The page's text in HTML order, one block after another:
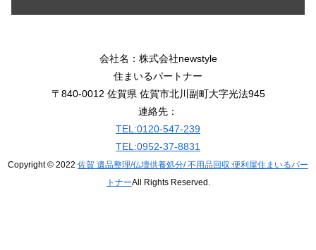
会社名：株式会社newstyle
住まいるパートナー
〒840-0012 佐賀県 佐賀市北川副町大字光法945
連絡先：
TEL:0120-547-239
TEL:0952-37-8831
Copyright © 2022 佐賀 遺品整理/仏壇供養処分/ 不用品回収:便利屋住まいるパー
トナーAll Rights Reserved.